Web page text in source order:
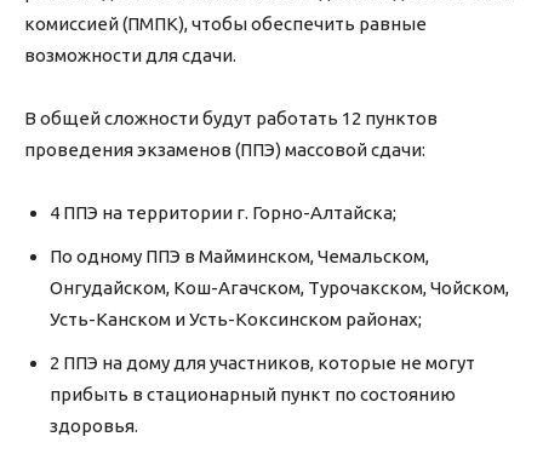
комиссией (ПМПК), чтобы обеспечить равные
возможности для сдачи.
В общей сложности будут работать 12 пунктов
проведения экзаменов (ППЭ) массовой сдачи:
4 ППЭ на территории г. Горно-Алтайска;
По одному ППЭ в Майминском, Чемальском,
Онгудайском, Кош-Агачском, Турочакском, Чойском,
Усть-Канском и Усть-Коксинском районах;
2 ППЭ на дому для участников, которые не могут
прибыть в стационарный пункт по состоянию
здоровья.